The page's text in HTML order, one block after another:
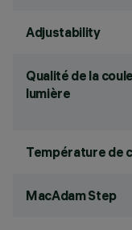
Adjustability
Qualité de la
lumière
Température de
MacAdam Step